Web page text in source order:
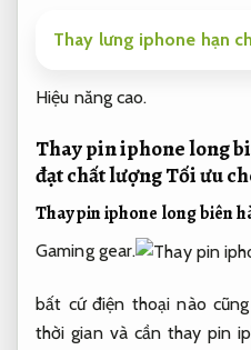
Thay lưng iphone hạn
Hiệu năng cao.
Thay pin iphone long
đạt chất lượngTối ưu
Thay pin iphone long biên
Gaming gear.
bất cứ điện thoại nào
thời gian và cần thay pin